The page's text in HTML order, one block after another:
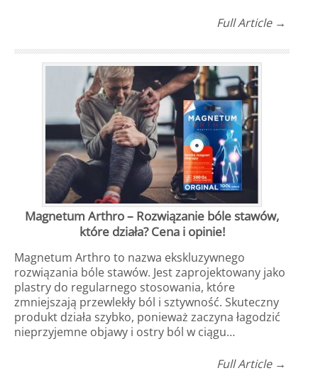
Full Article →
Magnetum Arthro – Rozwiązanie bóle stawów,
które działa? Cena i opinie!
Magnetum Arthro to nazwa ekskluzywnego
rozwiązania bóle stawów. Jest zaprojektowany jako
plastry do regularnego stosowania, które
zmniejszają przewlekły ból i sztywność. Skuteczny
produkt działa szybko, ponieważ zaczyna łagodzić
nieprzyjemne objawy i ostry ból w ciągu…
Full Article →